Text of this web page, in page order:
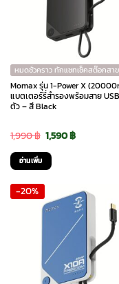
หมดชั่วคราว ทักแชทเช็คสต๊อกสา
Momax รุ่น 1-Power X
แบตเตอร์รี่สำรองพร้อมสาย
ตัว – สี Black
1,990฿ Original
price
was:
1,990 ฿.
1,590฿Current
1,590 ฿.
อ่านเพิ่ม
-20%